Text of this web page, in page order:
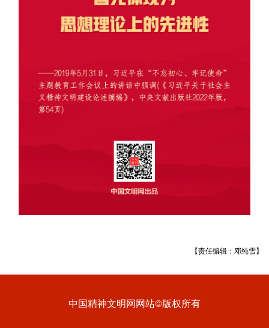
【责任编辑：邓纯雪】
中国精神文明网网站©版权所有